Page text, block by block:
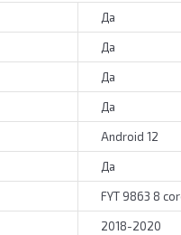
Да
Да
Да
Да
Android 12
Да
FYT 9863 8
2018-2020